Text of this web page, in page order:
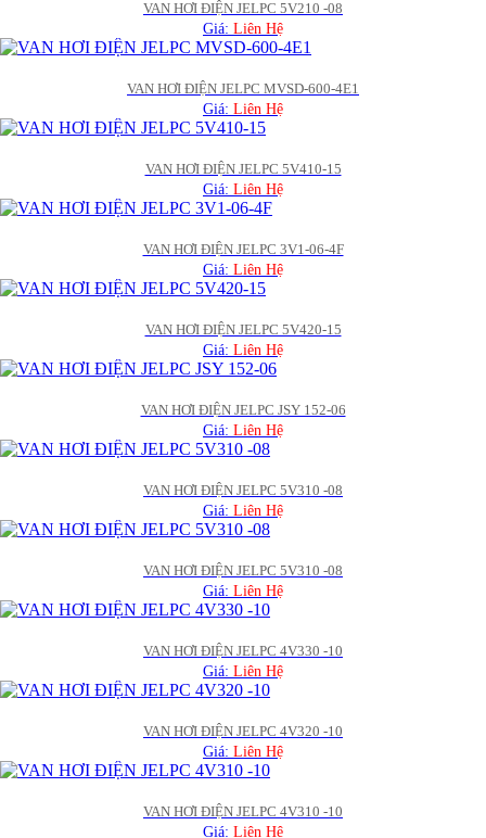
VAN HƠI ĐIỆN JELPC 5V210 -08
Giá: Liên Hệ
VAN HƠI ĐIỆN JELPC MVSD-600-4E1
Giá: Liên Hệ
VAN HƠI ĐIỆN JELPC 5V410-15
Giá: Liên Hệ
VAN HƠI ĐIỆN JELPC 3V1-06-4F
Giá: Liên Hệ
VAN HƠI ĐIỆN JELPC 5V420-15
Giá: Liên Hệ
VAN HƠI ĐIỆN JELPC JSY 152-06
Giá: Liên Hệ
VAN HƠI ĐIỆN JELPC 5V310 -08
Giá: Liên Hệ
VAN HƠI ĐIỆN JELPC 5V310 -08
Giá: Liên Hệ
VAN HƠI ĐIỆN JELPC 4V330 -10
Giá: Liên Hệ
VAN HƠI ĐIỆN JELPC 4V320 -10
Giá: Liên Hệ
VAN HƠI ĐIỆN JELPC 4V310 -10
Giá: Liên Hệ